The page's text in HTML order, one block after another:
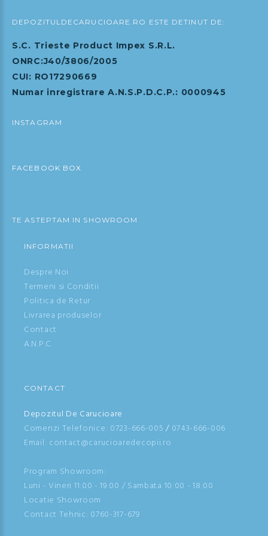
DEPOZITULDECARUCIOARE.RO ESTE DETINUT DE:
S.C. Trieste Product Impex S.R.L.
ONRC:J40/3806/2005
CUI: RO17290669
Numar inregistrare A.N.S.P.D.C.P.: 0000945
INSTAGRAM
FACEBOOK BOX
TE ASTEPTAM IN SHOWROOM
INFORMATII
Despre Noi
Termeni si Conditii
Politica de Retur
Livrarea produselor
Contact
A.N.P.C.
CONTACT
Depozitul De Carucioare
Comenzi Telefonice: 0723-666-005 / 0743-666-006
Email: contact@carucioaredecopii.ro
Program Showroom:
Luni - Vineri 11:00 - 19.00 / Sambata 10:00 - 18:00
Locatie Showroom
Contact Tehnic: 0760-317-679